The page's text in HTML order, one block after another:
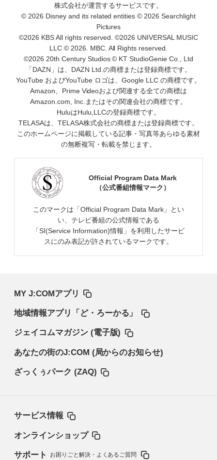
株式会社が運営するサービスです。
© 2026 Disney and its related entities © 2026 Searchlight
Pictures
©2026 KBS All rights reserved. ©2026 UNIVERSAL MUSIC
LLC © 2026. MBC. All Rights reserved.
©2026 20th Century Studios © KT StudioGenie Co., Ltd
「DAZN」は、DAZN Ltd.の商標または登録商標です。
YouTube およびYouTube ロゴは、Google LLC の商標です。
Amazon、Prime Videoおよび関連する全ての商標は
Amazon.com, Inc.またはその関連会社の商標です。
HuluはHulu,LLCの登録商標です。
TELASAは、TELASA株式会社の商標または登録商標です。
このホームページに掲載している記事・写真等あらゆる素材
の無断複写・転載を禁じます。
Official Program Data Mark
（公式番組情報マーク）
このマークは「Official Program Data Mark」とい
い、テレビ番組の公式情報である
「SI(Service Information)情報」を利用したサービ
スにのみ表記が許されているマークです。
MY J:COMアプリ
地域情報アプリ「ど・ろーかる」
ジェイコムマガジン (電子版)
あなたの街のJ:COM (局からのお知らせ)
ざっくぅパーク (ZAQ)
サービス情報
オンラインショップ
サポート お困りごと解決・よくあるご質問